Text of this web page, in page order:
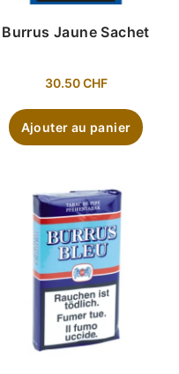
Burrus Jaune Sachet
30.50CHF
Ajouter au panier